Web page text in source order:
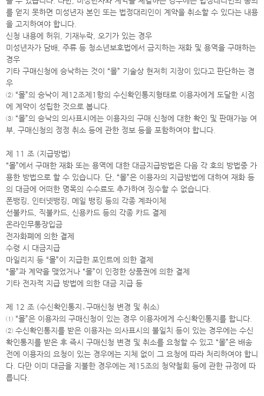
를 얻지 못하면 미성년자 본인 또는 법정대리인이 계약을 취소할 수 있다는 내용
을 고지하여야 합니다.
신청 내용에 허위, 기재누락, 오기가 있는 경우
미성년자가 담배, 주류 등 청소년보호법에서 금지하는 재화 및 용역을 구매하는
경우
기타 구매신청에 승낙하는 것이 “몰” 기술상 현저히 지장이 있다고 판단하는 경
우
② “몰”의 승낙이 제12조제1항의 수신확인통지형태로 이용자에게 도달한 시점
에 계약이 성립한 것으로 봅니다.
③ “몰”의 승낙의 의사표시에는 이용자의 구매 신청에 대한 확인 및 판매가능 여
부, 구매신청의 정정 취소 등에 관한 정보 등을 포함하여야 합니다.
제 11 조 (지급방법)
“몰”에서 구매한 재화 또는 용역에 대한 대금지급방법은 다음 각 호의 방법중 가
용한 방법으로 할 수 있습니다. 단, “몰”은 이용자의 지급방법에 대하여 재화 등
의 대금에 어떠한 명목의 수수료도 추가하여 징수할 수 없습니다.
폰뱅킹, 인터넷뱅킹, 메일 뱅킹 등의 각종 계좌이체
선불카드, 직불카드, 신용카드 등의 각종 카드 결제
온라인무통장입금
전자화폐에 의한 결제
수령 시 대금지급
마일리지 등 “몰”이 지급한 포인트에 의한 결제
“몰”과 계약을 맺었거나 “몰”이 인정한 상품권에 의한 결제
기타 전자적 지급 방법에 의한 대금 지급 등
제 12 조 (수신확인통지․구매신청 변경 및 취소)
① “몰”은 이용자의 구매신청이 있는 경우 이용자에게 수신확인통지를 합니다.
② 수신확인통지를 받은 이용자는 의사표시의 불일치 등이 있는 경우에는 수신
확인통지를 받은 후 즉시 구매신청 변경 및 취소를 요청할 수 있고 “몰”은 배송
전에 이용자의 요청이 있는 경우에는 지체 없이 그 요청에 따라 처리하여야 합니
다. 다만 이미 대금을 지불한 경우에는 제15조의 청약철회 등에 관한 규정에 따
릅니다.